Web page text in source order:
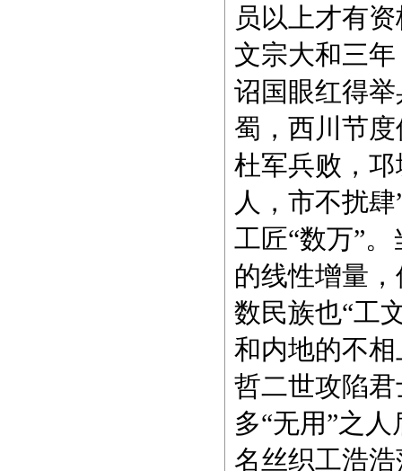
员以上才有
文宗大和三
诏国眼红得
蜀，西川节
杜军兵败，
人，市不扰
工匠“数万”
的线性增量
数民族也“工
和内地的不
哲二世攻陷
多“无用”之
名丝织工浩